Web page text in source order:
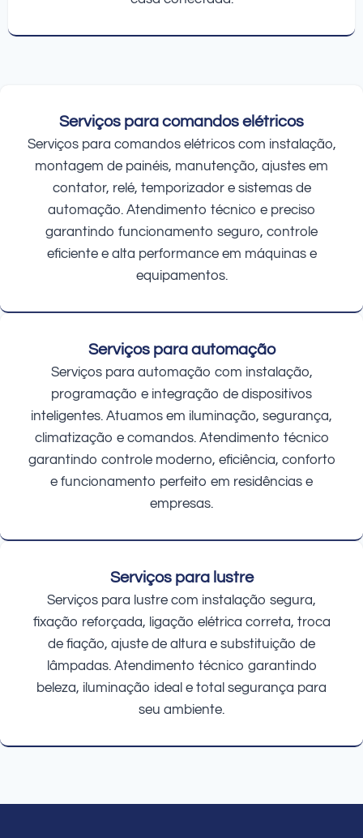
Serviços para comandos elétricos
Serviços para comandos elétricos com instalação,
montagem de painéis, manutenção, ajustes em
contator, relé, temporizador e sistemas de
automação. Atendimento técnico e preciso
garantindo funcionamento seguro, controle
eficiente e alta performance em máquinas e
equipamentos.
Serviços para automação
Serviços para automação com instalação,
programação e integração de dispositivos
inteligentes. Atuamos em iluminação, segurança,
climatização e comandos. Atendimento técnico
garantindo controle moderno, eficiência, conforto
e funcionamento perfeito em residências e
empresas.
Serviços para lustre
Serviços para lustre com instalação segura,
fixação reforçada, ligação elétrica correta, troca
de fiação, ajuste de altura e substituição de
lâmpadas. Atendimento técnico garantindo
beleza, iluminação ideal e total segurança para
seu ambiente.